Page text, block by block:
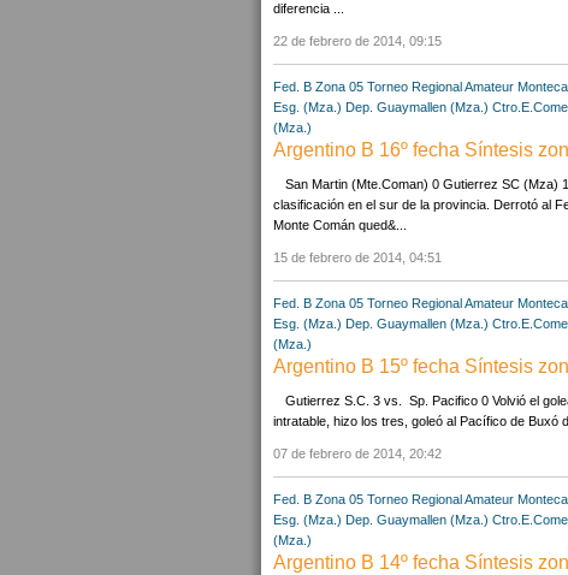
diferencia ...
22 de febrero de 2014, 09:15
Fed. B Zona 05 Torneo Regional Amateur
Esg. (Mza.) Dep. Guaymallen (Mza.)
(Mza.)
Argentino B 16º fecha Síntesis
San Martin (Mte.Coman) 0 Gutierrez SC (Mza)
clasificación en el sur de la provincia. Derrotó al
Monte Comán qued&...
15 de febrero de 2014, 04:51
Fed. B Zona 05 Torneo Regional Amateur
Esg. (Mza.) Dep. Guaymallen (Mza.)
(Mza.)
Argentino B 15º fecha Síntesis
Gutierrez S.C. 3 vs. Sp. Pacifico 0 Volvió el
intratable, hizo los tres, goleó al Pacífico de Buxó
07 de febrero de 2014, 20:42
Fed. B Zona 05 Torneo Regional Amateur
Esg. (Mza.) Dep. Guaymallen (Mza.)
(Mza.)
Argentino B 14º fecha Síntesis